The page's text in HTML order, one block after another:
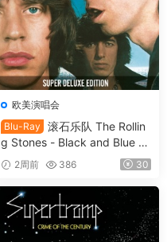
欧美演唱会
Blu-Ray
滚石乐队 The Rollin
g Stones - Black and Blue 2
025 [BDMV 44.4GB]
2周前 386 30